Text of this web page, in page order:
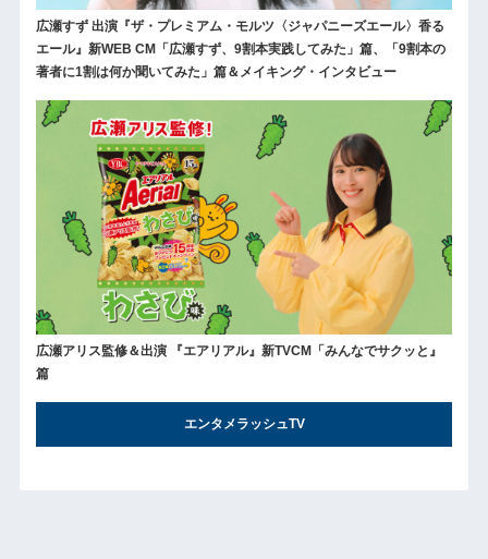
広瀬すず 出演『ザ・プレミアム・モルツ〈ジャパニーズエール〉香る
エール』新WEB CM「広瀬すず、9割本実践してみた」篇、「9割本の
著者に1割は何か聞いてみた」篇＆メイキング・インタビュー
広瀬アリス監修＆出演 『エアリアル』新TVCM「みんなでサクッと』
篇
エンタメラッシュTV